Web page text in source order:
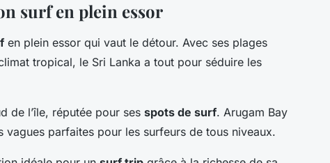
surf en plein essor
en plein essor qui vaut le détour. Avec ses plages
tropical, le Sri Lanka a tout pour séduire les
de l’île, réputée pour ses spots de surf. Arugam Bay
vagues parfaites pour les surfeurs de tous niveaux.